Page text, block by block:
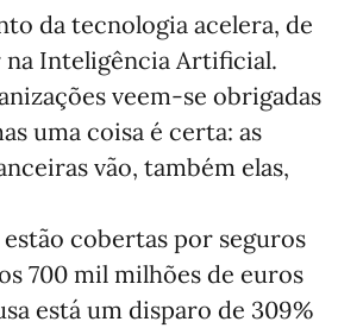
da tecnologia acelera, de
Inteligência Artificial.
veem-se obrigadas
uma coisa é certa: as
vão, também elas,
cobertas por seguros
700 mil milhões de euros
está um disparo de 309%